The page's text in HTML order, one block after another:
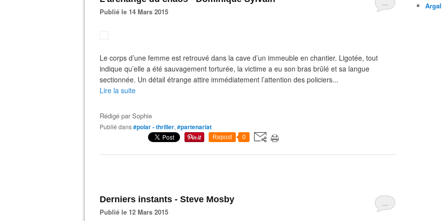
…
Publié le 14 Mars 2015
Le corps d’une femme est retrouvé dans la cave d’un immeuble en chantier. Ligotée, tout
indique qu’elle a été sauvagement torturée, la victime a eu son bras brûlé et sa langue
sectionnée. Un détail étrange attire immédiatement l’attention des policiers...
Lire la suite
Rédigé parSophie
Publié dans#polar - thriller, #partenariat
Repost 0
…
Derniers instants - Steve Mosby
Publié le 12 Mars 2015